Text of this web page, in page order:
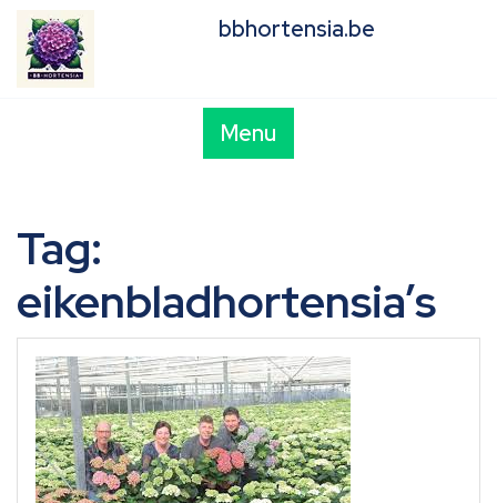
content
bbhortensia.be
Menu
Tag:
eikenbladhortensia’s